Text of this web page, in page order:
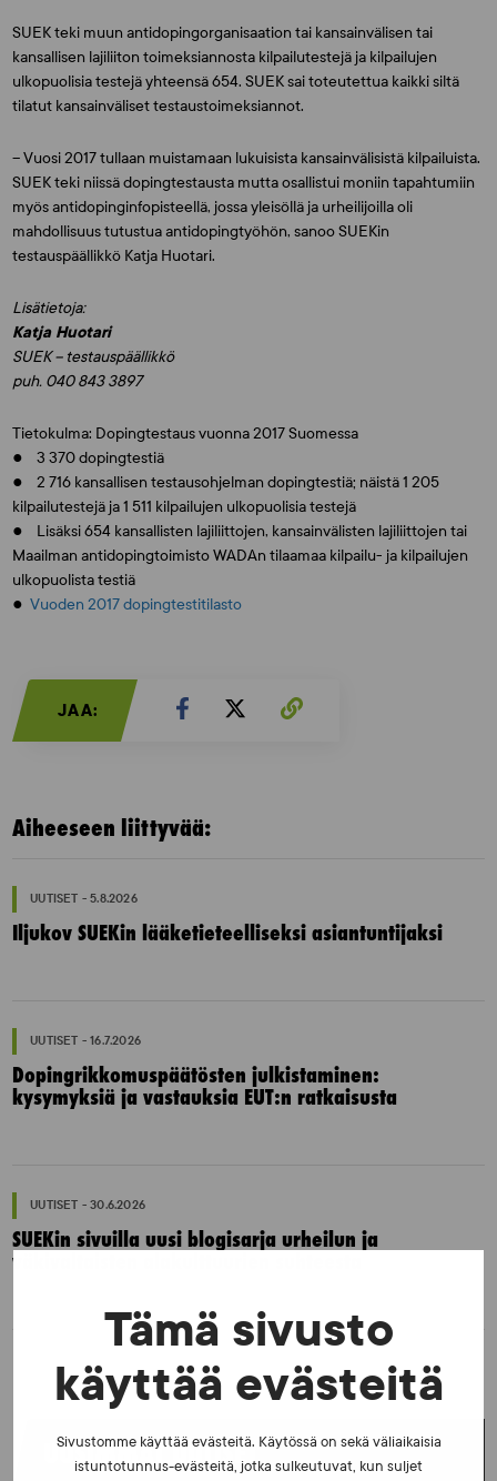
Tämä sivusto
käyttää evästeitä
Sivustomme käyttää evästeitä. Käytössä on sekä väliaikaisia
istuntotunnus-evästeitä, jotka sulkeutuvat, kun suljet
SUEK teki muun antidopingorganisaation tai kansainvälisen tai
kansallisen lajiliiton toimeksiannosta kilpailutestejä ja kilpailujen
ulkopuolisia testejä yhteensä 654. SUEK sai toteutettua kaikki siltä
tilatut kansainväliset testaustoimeksiannot.
– Vuosi 2017 tullaan muistamaan lukuisista kansainvälisistä kilpailuista.
SUEK teki niissä dopingtestausta mutta osallistui moniin tapahtumiin
myös antidopinginfopisteellä, jossa yleisöllä ja urheilijoilla oli
mahdollisuus tutustua antidopingtyöhön, sanoo SUEKin
testauspäällikkö Katja Huotari.
Lisätietoja:
Katja Huotari
SUEK – testauspäällikkö
puh. 040 843 3897
Tietokulma: Dopingtestaus vuonna 2017 Suomessa
● 3 370 dopingtestiä
● 2 716 kansallisen testausohjelman dopingtestiä; näistä 1 205
kilpailutestejä ja 1 511 kilpailujen ulkopuolisia testejä
● Lisäksi 654 kansallisten lajiliittojen, kansainvälisten lajiliittojen tai
Maailman antidopingtoimisto WADAn tilaamaa kilpailu- ja kilpailujen
ulkopuolista testiä
●Vuoden 2017 dopingtestitilasto
JAA:
Aiheeseen liittyvää:
UUTISET - 5.8.2026
Iljukov SUEKin lääketieteelliseksi asiantuntijaksi
UUTISET - 16.7.2026
Dopingrikkomuspäätösten julkistaminen:
kysymyksiä ja vastauksia EUT:n ratkaisusta
UUTISET - 30.6.2026
SUEKin sivuilla uusi blogisarja urheilun ja
väkivaltaisten alakulttuurien suhteesta
UUSIMMAT UUTISET